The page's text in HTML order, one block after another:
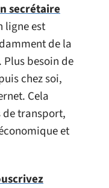
secrétaire
ligne est
de la
besoin de
chez soi,
Cela
de transport,
et